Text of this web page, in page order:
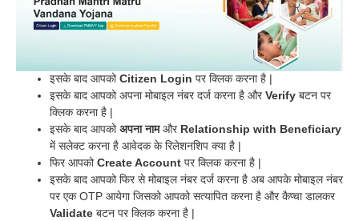
इसके बाद आपकोCitizen Login पर क्लिक करना है |
इसके बाद आपको अपना मोबाइल नंबर दर्ज करना है औरVerify बटन पर
क्लिक करना है |
इसके बाद आपकोअपना नामऔर Relationship with Beneficiary
में सलेक्ट करना है आवेदक के रिलेशनशिप क्या है |
फिर आपकोCreate Account पर क्लिक करना है |
इसके बाद आपको फिर से मोबाइल नंबर दर्ज करना है अब आपके मोबाइल नंबर
पर एक OTP आयेगा जिसको आपको सत्यापित करना है और कैप्चा डालकर
Validate बटन पर क्लिक करना है |